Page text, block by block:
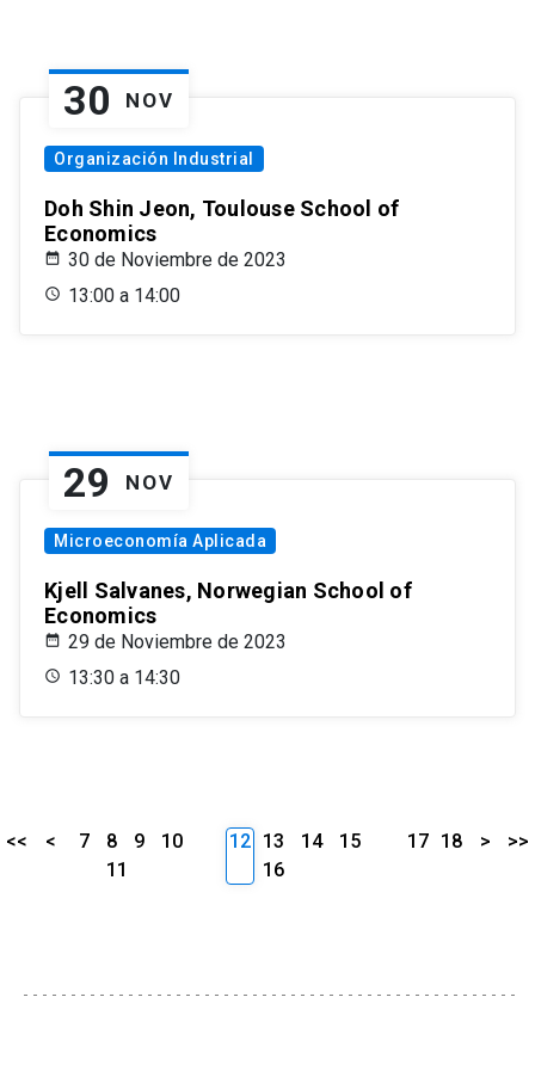
30 NOV
Organización Industrial
Doh Shin Jeon, Toulouse School of
Economics
30 de Noviembre de 2023
13:00 a 14:00
29 NOV
Microeconomía Aplicada
Kjell Salvanes, Norwegian School of
Economics
29 de Noviembre de 2023
13:30 a 14:30
<< < 7 8 9
10
11
12 13 14
15
16
17 18 > >>